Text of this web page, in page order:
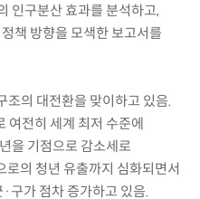
인구분산 효과를 분석하고,
책 방향을 모색한 보고서를
의 대전환을 맞이하고 있음.
전히 세계 최저 수준에
을 기점으로 감소세로
의 청년 유출까지 심화되면서
구가 점차 증가하고 있음.